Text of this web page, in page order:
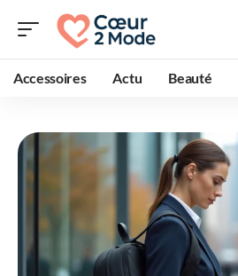
Accessoires Actu Beauté